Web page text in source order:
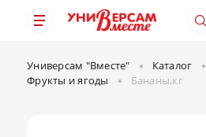
Универсам "Вместе" Каталог
Фрукты и ягоды
Бананы,кг